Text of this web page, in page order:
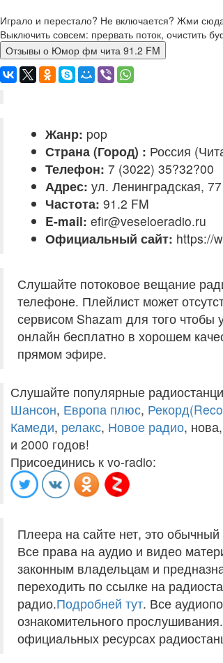
Играло и перестало? Не включается? Жми
Выключить совсем: прервать поток, очистить
Отзывы о Юмор фм чита 91.2 FM
Жанр: pop
Страна (Город) : Россия
Телефон: 7 (3022) 35?32?00
Адрес: ул. Ленинградская, 77
Частота: 91.2 FM
E-mail: efir@veseloeradio.ru
Официальный сайт: https://
Слушайте потоковое вещание
телефоне. Плейлист может
сервисом Shazam для того
онлайн бесплатно в хорошем
прямом эфире.
Слушайте популярные
Шансон, Европа плюс,
Камеди, релакс, Новое радио, нова,
и 2000 годов!
Присоединись к vo-radio:
Плеера на сайте нет, это
Все права на аудио и видео
законным владельцам и
переходить по ссылке на
радио.Подробней тут. Все
ознакомительного
официальных ресурсах